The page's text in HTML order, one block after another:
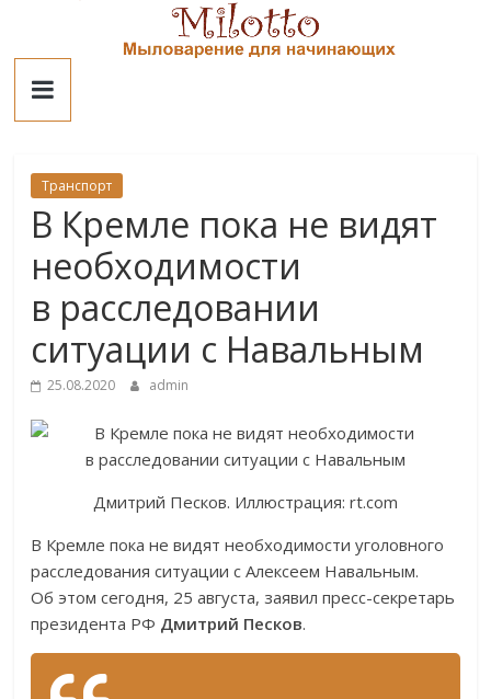
contentМилотто
Транспорт
В Кремле пока не видят
необходимости
в расследовании
ситуации с Навальным
25.08.2020 admin
Дмитрий Песков. Иллюстрация: rt.com
В Кремле пока не видят необходимости уголовного
расследования ситуации с Алексеем Навальным.
Об этом сегодня, 25 августа, заявил пресс-секретарь
президента РФ Дмитрий Песков.